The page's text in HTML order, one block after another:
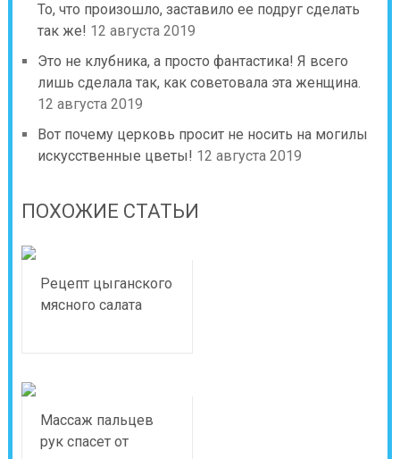
То, что произошло, заставило ее подруг сделать
так же! 12 августа 2019
Это не клубника, а просто фантастика! Я всего
лишь сделала так, как советовала эта женщина.
12 августа 2019
Вот почему церковь просит не носить на могилы
искусственные цветы! 12 августа 2019
ПОХОЖИЕ СТАТЬИ
Рецепт цыганского
мясного салата
Массаж пальцев
рук спасет от